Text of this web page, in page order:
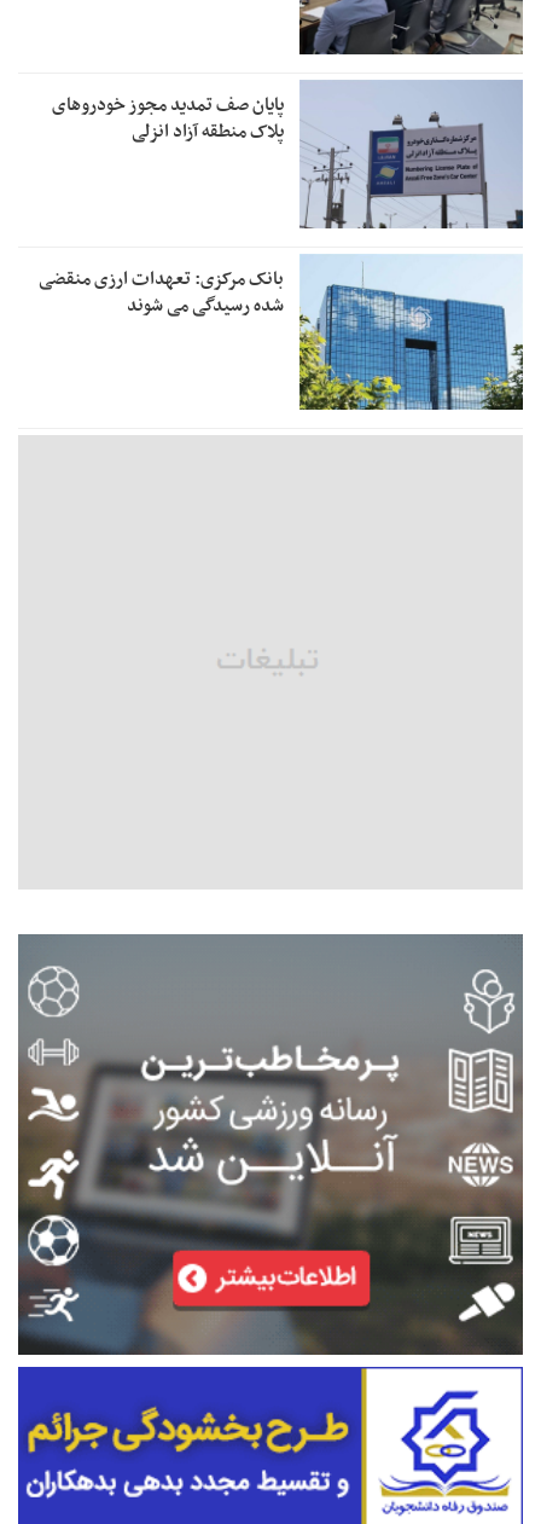
پایان صف تمدید مجوز خودروهای
پلاک منطقه آزاد انزلی
بانک مرکزی: تعهدات ارزی منقضی
شده رسیدگی می شوند